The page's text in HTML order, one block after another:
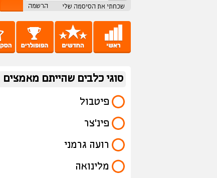
שכחתי את הסיסמה שלי הרשמה
סוגי כלבים שהייתם מאמצים
פיטבול
פינ׳צר
רועה גרמני
מלינואה